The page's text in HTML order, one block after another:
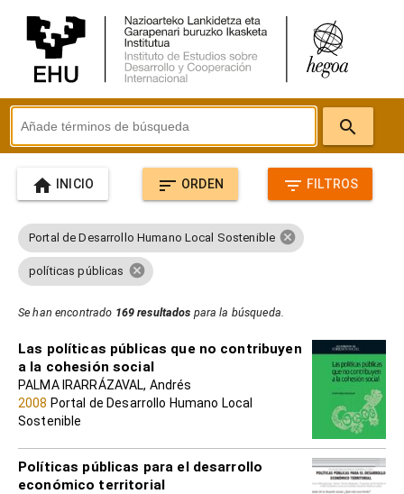
search
home INICIO sort ORDEN filter_list FILTROS
Portal de Desarrollo Humano Local Sostenible cancel
políticas públicas cancel
Se han encontrado 169 resultados para la búsqueda.
Las políticas públicas que no contribuyen
a la cohesión social
PALMA IRARRÁZAVAL, Andrés
2008 Portal de Desarrollo Humano Local
Sostenible
Políticas públicas para el desarrollo
económico territorial